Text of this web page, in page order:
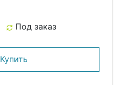
Под заказ
Купить